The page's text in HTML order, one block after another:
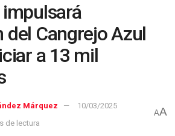
Cangrejo Azul
a 13 mil
Márquez
10/03/2025
de lectura
AA